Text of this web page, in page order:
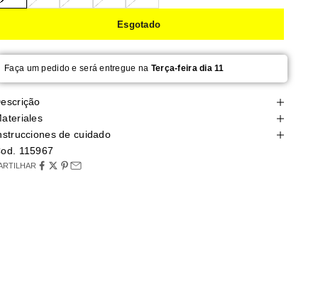
Esgotado
Faça um pedido e será entregue na Terça-feira dia 11
de cuidado
115967